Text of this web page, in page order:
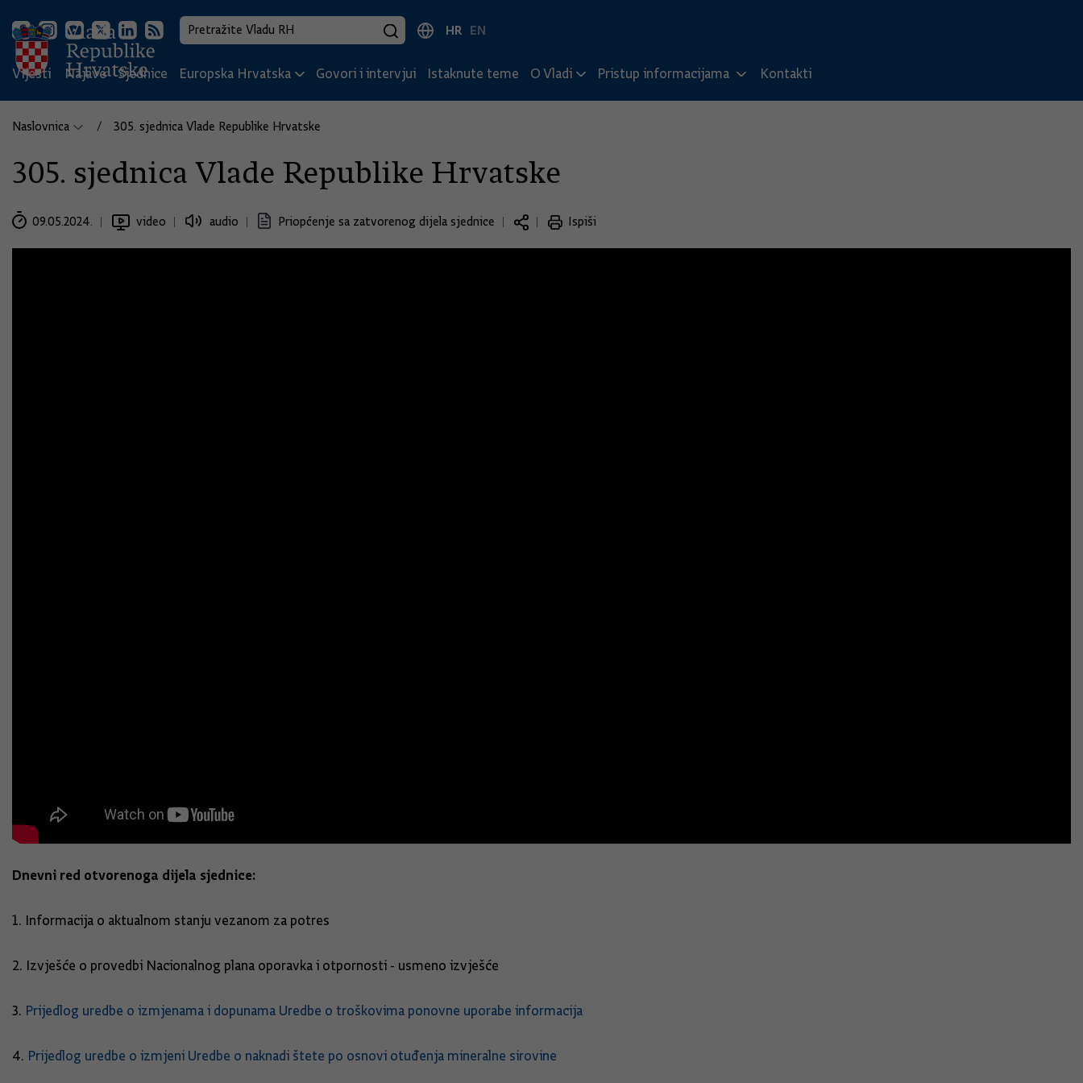
HR EN
Vijesti Najave Sjednice Europska Hrvatska Govori i intervjui Istaknute teme O Vladi Pristup informacijama Kontakti
Naslovnica 305. sjednica Vlade Republike Hrvatske
305. sjednica Vlade Republike Hrvatske
09.05.2024. video audio Priopćenje sa zatvorenog dijela sjednice Ispiši
Dnevni red otvorenoga dijela sjednice:
1. Informacija o aktualnom stanju vezanom za potres
2. Izvješće o provedbi Nacionalnog plana oporavka i otpornosti - usmeno izvješće
3. Prijedlog uredbe o izmjenama i dopunama Uredbe o troškovima ponovne uporabe informacija
4. Prijedlog uredbe o izmjeni Uredbe o naknadi štete po osnovi otuđenja mineralne sirovine